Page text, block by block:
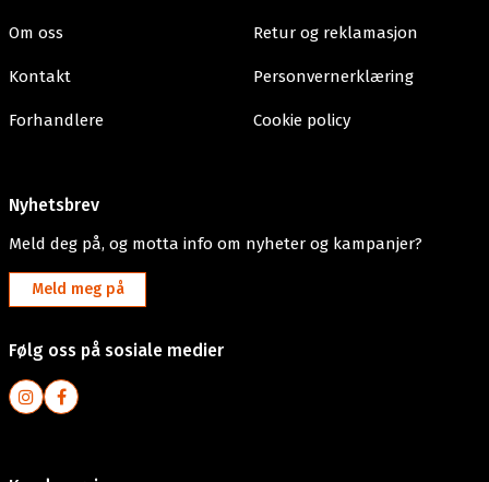
Om oss
Kontakt
Forhandlere
Retur og reklamasjon
Personvernerklæring
Cookie policy
Nyhetsbrev
Meld deg på, og motta info om nyheter og kampanjer?
Meld meg på
Følg oss på sosiale medier